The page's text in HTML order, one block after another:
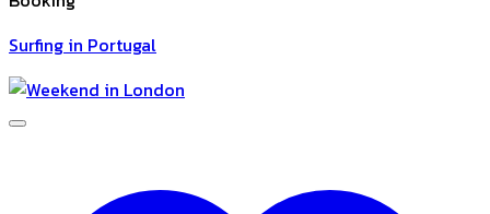
Surfing in Portugal